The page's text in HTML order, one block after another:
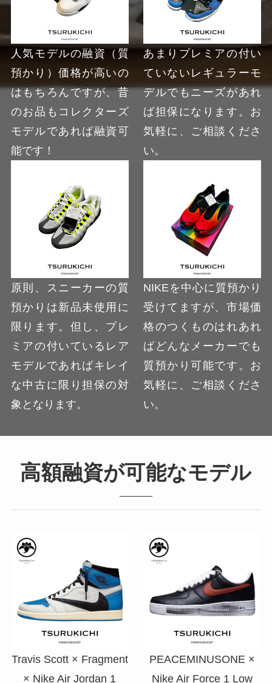
人気モデルの融資（質
預かり）価格が高いの
はもちろんですが、昔
のお品もコレクターズ
モデルであれば融資可
能です！
あまりプレミアの付い
ていないレギュラーモ
デルでもニーズがあれ
ば担保になります。お
気軽に、ご相談くださ
い。
原則、スニーカーの質
預かりは新品未使用に
限ります。但し、プレ
ミアの付いているレア
モデルであればキレイ
な中古に限り担保の対
象となります。
NIKEを中心に質預かり
受けてますが、市場価
格のつくものはれあれ
ばどんなメーカーでも
質預かり可能です。お
気軽に、ご相談くださ
い。
高額融資が可能なモデル
Travis Scott × Fragment
× Nike Air Jordan 1
PEACEMINUSONE ×
Nike Air Force 1 Low